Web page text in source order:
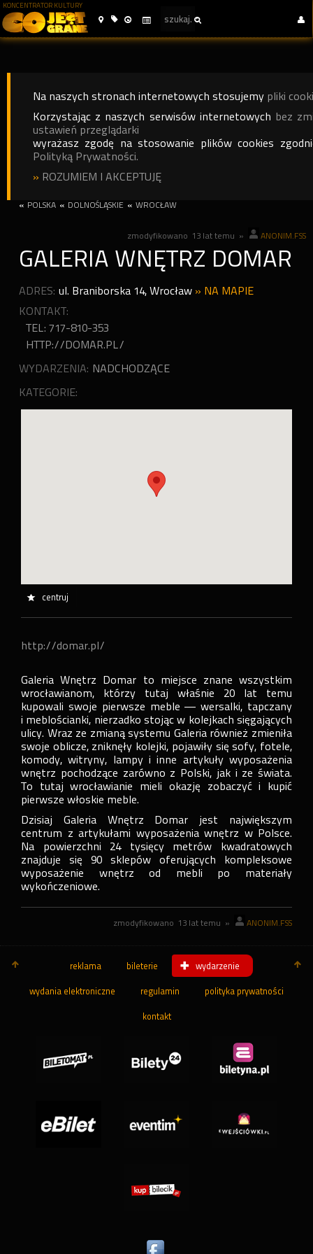
KONCENTRATOR KULTURY
Na naszych stronach internetowych stosujemy pliki
Korzystając z naszych serwisów internetowych bez
ustawień przeglądarki
wyrażasz zgodę na stosowanie plików cookies
Polityką Prywatności.
» ROZUMIEM I AKCEPTUJĘ
« POLSKA « DOLNOŚLĄSKIE « WROCŁAW
zmodyfikowano 13 lat temu » ANONIM.FSS
GALERIA WNĘTRZ DOMAR
ADRES: ul. Braniborska 14,Wrocław » NA MAPIE
KONTAKT:
TEL: 717-810-353
HTTP://DOMAR.PL/
WYDARZENIA: NADCHODZĄCE
KATEGORIE:
centruj
http://domar.pl/
Galeria Wnętrz Domar to miejsce znane wszystkim
wrocławianom, którzy tutaj właśnie 20 lat temu
kupowali swoje pierwsze meble — wersalki, tapczany
i meblościanki, nierzadko stojąc w kolejkach sięgających
ulicy. Wraz ze zmianą systemu Galeria również zmieniła
swoje oblicze, zniknęły kolejki, pojawiły się sofy, fotele,
komody, witryny, lampy i inne artykuły wyposażenia
wnętrz pochodzące zarówno z Polski, jak i ze świata.
To tutaj wrocławianie mieli okazję zobaczyć i kupić
pierwsze włoskie meble.
Dzisiaj Galeria Wnętrz Domar jest największym
centrum z artykułami wyposażenia wnętrz w Polsce.
Na powierzchni 24 tysięcy metrów kwadratowych
znajduje się 90 sklepów oferujących kompleksowe
wyposażenie wnętrz od mebli po materiały
wykończeniowe.
zmodyfikowano 13 lat temu » ANONIM.FSS
reklama bileterie wydarzenie
wydania elektroniczne regulamin polityka prywatności
kontakt